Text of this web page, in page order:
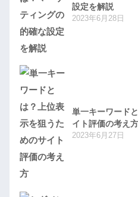
設定を解説
2023年6月28日
単一キーワード
イト評価の考え方
2023年6月27日